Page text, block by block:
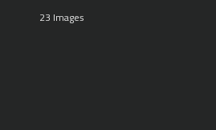
23 Images